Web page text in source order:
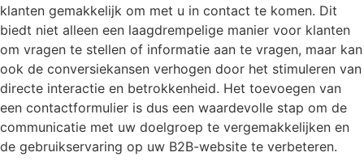
klanten gemakkelijk om met u in contact te komen. Dit
biedt niet alleen een laagdrempelige manier voor klanten
om vragen te stellen of informatie aan te vragen, maar kan
ook de conversiekansen verhogen door het stimuleren van
directe interactie en betrokkenheid. Het toevoegen van
een contactformulier is dus een waardevolle stap om de
communicatie met uw doelgroep te vergemakkelijken en
de gebruikservaring op uw B2B-website te verbeteren.